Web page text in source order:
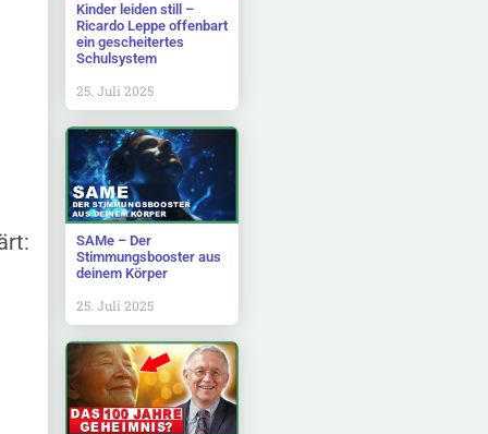
Kinder leiden still –
Ricardo Leppe offenbart
ein gescheitertes
Schulsystem
25. Juli 2025
SAMe – Der
Stimmungsbooster aus
deinem Körper
25. Juli 2025